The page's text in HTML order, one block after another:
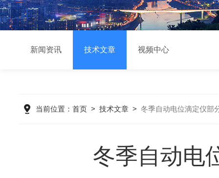
新闻资讯 技术文章 视频中心
当前位置： 首页 > 技术文章 > 冬季自动电位滴定仪部
冬季自动电